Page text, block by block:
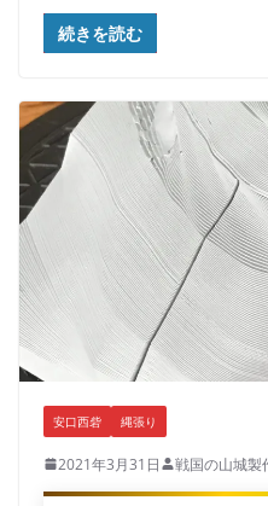
続きを読む
安口西砦 縄張り
2021年3月31日 戦国の山城製